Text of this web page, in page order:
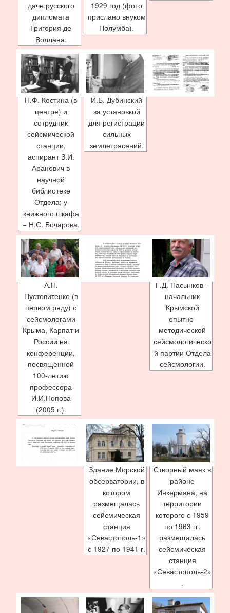
даче русского
дипломата
Григория де
Воллана.
1929 год (фото
прислано внуком
Полумба).
Н.Ф. Костина (в
центре) и
сотрудник
сейсмической
станции,
аспирант З.И.
Аранович в
научной
библиотеке
Отдела; у
книжного шкафа
− Н.С. Бочарова.
И.Б. Дубинский
за установкой
для регистрации
сильных
землетрясений.
А.Н.
Пустовитенко (в
первом ряду) с
сейсмологами
Крыма, Карпат и
России на
конференции,
посвященной
100-летию
профессора
И.И.Попова
(2005 г.).
Г.Д. Пасынков −
начальник
Крымской
опытно-
методической
сейсмологическо
й партии Отдела
сейсмологии.
Здание Морской
обсерватории, в
котором
размещалась
сейсмическая
станция
«Севастополь-1»
с 1927 по 1941 г.
Створный маяк в
районе
Инкермана, на
территории
которого с 1959
по 1963 гг.
размещалась
сейсмическая
станция
«Севастополь-2»
.